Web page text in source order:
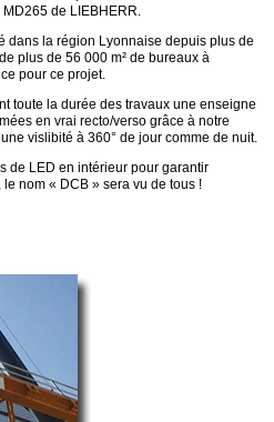
de LIEBHERR.
dans la région Lyonnaise depuis plus de
plus de 56 000 m² de bureaux à
pour ce projet.
toute la durée des travaux une enseigne
en vrai recto/verso grâce à notre
vislibité à 360° de jour comme de nuit.
de LED en intérieur pour garantir
nom « DCB » sera vu de tous !